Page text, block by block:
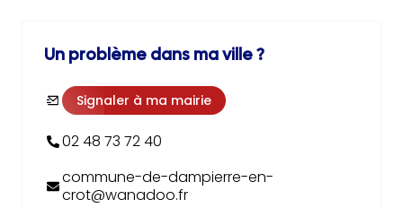
Un problème dans ma ville ?
Signaler à ma mairie
02 48 73 72 40
commune-de-dampierre-en-
crot@wanadoo.fr